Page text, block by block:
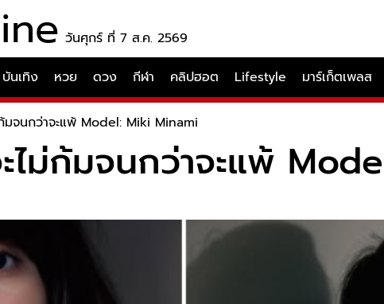
วันศุกร์ ที่ 7 ส.ค. 2569
บันเทิง หวย ดวง กีฬา คลิปฮอต Lifestyle มาร์เก็ตเพลส
มจนกว่าจะแพ้ Model: Miki Minami
ไม่ก้มจนกว่าจะแพ้